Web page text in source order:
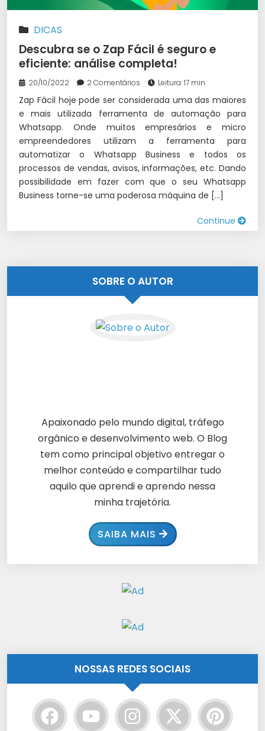
DICAS
Descubra se o Zap Fácil é seguro e
eficiente: análise completa!
20/10/2022 2 Comentários Leitura: 17 min
Zap Fácil hoje pode ser considerada uma das maiores
e mais utilizada ferramenta de automação para
Whatsapp. Onde muitos empresários e micro
empreendedores utilizam a ferramenta para
automatizar o Whatsapp Business e todos os
processos de vendas, avisos, informações, etc. Dando
possibilidade em fazer com que o seu Whatsapp
Business torne-se uma poderosa máquina de […]
Continue
SOBRE O AUTOR
Apaixonado pelo mundo digital, tráfego
orgânico e desenvolvimento web. O Blog
tem como principal objetivo entregar o
melhor conteúdo e compartilhar tudo
aquilo que aprendi e aprendo nessa
minha trajetória.
SAIBA MAIS
NOSSAS REDES SOCIAIS